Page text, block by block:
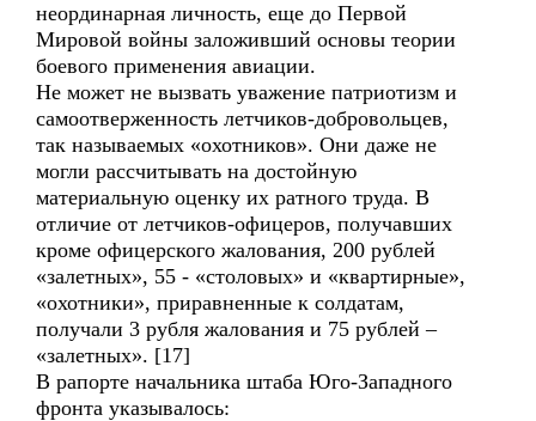
неординарная личность, еще до Первой
Мировой войны заложивший основы теории
боевого применения авиации.
Не может не вызвать уважение патриотизм и
самоотверженность летчиков-добровольцев,
так называемых «охотников». Они даже не
могли рассчитывать на достойную
материальную оценку их ратного труда. В
отличие от летчиков-офицеров, получавших
кроме офицерского жалования, 200 рублей
«залетных», 55 - «столовых» и «квартирные»,
«охотники», приравненные к солдатам,
получали 3 рубля жалования и 75 рублей –
«залетных». [17]
В рапорте начальника штаба Юго-Западного
фронта указывалось: